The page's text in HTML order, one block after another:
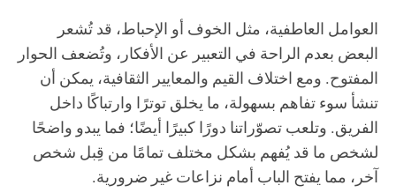
العوامل العاطفية، مثل الخوف أو الإحباط، قد تُشعر
البعض بعدم الراحة في التعبير عن الأفكار، وتُضعف الحوار
المفتوح. ومع اختلاف القيم والمعايير الثقافية، يمكن أن
تنشأ سوء تفاهم بسهولة، ما يخلق توترًا وارتباكًا داخل
الفريق. وتلعب تصوّراتنا دورًا كبيرًا أيضًا؛ فما يبدو واضحًا
لشخص ما قد يُفهم بشكل مختلف تمامًا من قِبل شخص
آخر، مما يفتح الباب أمام نزاعات غير ضرورية.